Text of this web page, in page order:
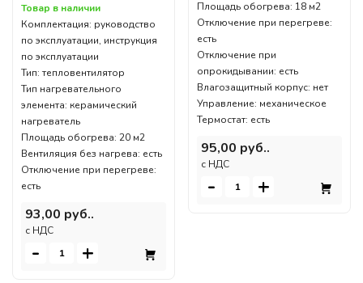
Товар в наличии
Комплектация: руководство
по эксплуатации, инструкция
по эксплуатации
Тип: тепловентилятор
Тип нагревательного
элемента: керамический
нагреватель
Площадь обогрева: 20 м2
Вентиляция без нагрева: есть
Отключение при перегреве:
есть
93,00 руб..
c НДС
- +
Площадь обогрева: 18 м2
Отключение при перегреве:
есть
Отключение при
опрокидывании: есть
Влагозащитный корпус: нет
Управление: механическое
Термостат: есть
95,00 руб..
c НДС
- +